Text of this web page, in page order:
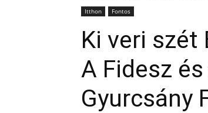
Itthon Fontos
Ki veri szét
A Fidesz
Gyurcsány